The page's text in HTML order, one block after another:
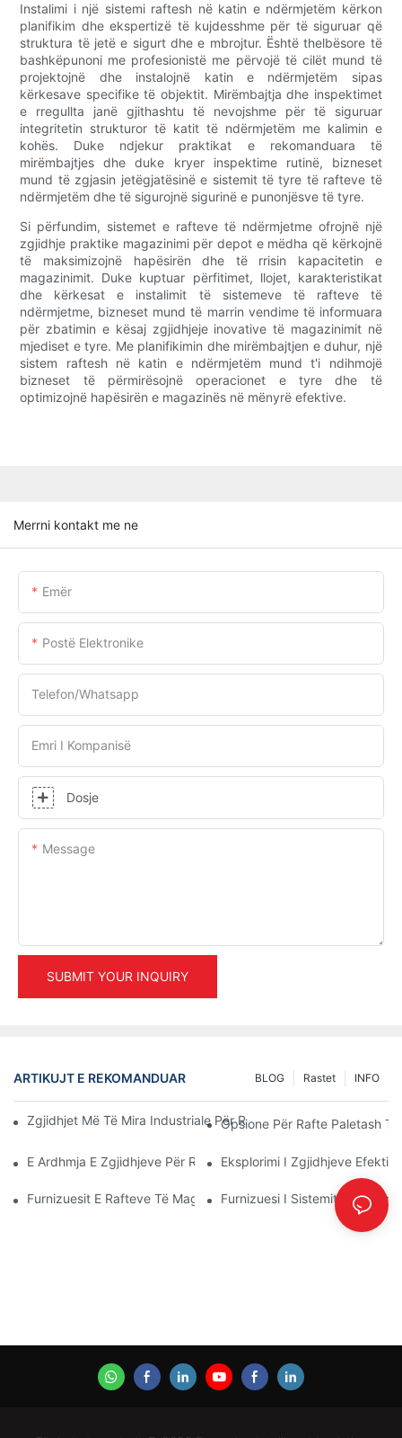
Instalimi i një sistemi raftesh në katin e ndërmjetëm kërkon
planifikim dhe ekspertizë të kujdesshme për të siguruar që
struktura të jetë e sigurt dhe e mbrojtur. Është thelbësore të
bashkëpunoni me profesionistë me përvojë të cilët mund të
projektojnë dhe instalojnë katin e ndërmjetëm sipas
kërkesave specifike të objektit. Mirëmbajtja dhe inspektimet
e rregullta janë gjithashtu të nevojshme për të siguruar
integritetin strukturor të katit të ndërmjetëm me kalimin e
kohës. Duke ndjekur praktikat e rekomanduara të
mirëmbajtjes dhe duke kryer inspektime rutinë, bizneset
mund të zgjasin jetëgjatësinë e sistemit të tyre të rafteve të
ndërmjetëm dhe të sigurojnë sigurinë e punonjësve të tyre.
Si përfundim, sistemet e rafteve të ndërmjetme ofrojnë një
zgjidhje praktike magazinimi për depot e mëdha që kërkojnë
të maksimizojnë hapësirën dhe të rrisin kapacitetin e
magazinimit. Duke kuptuar përfitimet, llojet, karakteristikat
dhe kërkesat e instalimit të sistemeve të rafteve të
ndërmjetme, bizneset mund të marrin vendime të informuara
për zbatimin e kësaj zgjidhjeje inovative të magazinimit në
mjediset e tyre. Me planifikimin dhe mirëmbajtjen e duhur, një
sistem raftesh në katin e ndërmjetëm mund t'i ndihmojë
bizneset të përmirësojnë operacionet e tyre dhe të
optimizojnë hapësirën e magazinës në mënyrë efektive.
Merrni kontakt me ne
Emër
Postë Elektronike
Telefon/whatsapp
Emri I Kompanisë
Dosje
Message
SUBMIT YOUR INQUIRY
ARTIKUJT E REKOMANDUAR INFO
Rastet
BLOG
Zgjidhjet Më Të Mira Industriale Për Rafte Për Menaxhim Efikas
Opsione Për Rafte Paletash
E Ardhmja E Zgjidhjeve Për Raftet E Paletave: Trendet Dhe
Eksplorimi I Zgjidhjeve
Furnizuesit E Rafteve Të Magazinave: Çfarë Duhet Të Kërkoni
Furnizuesi I Sistemit Të